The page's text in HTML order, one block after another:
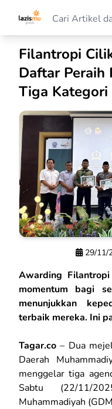
Filantropi
Daftar Peraih
Tiga Kategori
29/11/
Awarding
momentum bagi
menunjukkan
terbaik mereka. Ini
Tagar.co – Dua
Daerah
menggelar tiga
Sabtu (22/11/
Muhammadiyah